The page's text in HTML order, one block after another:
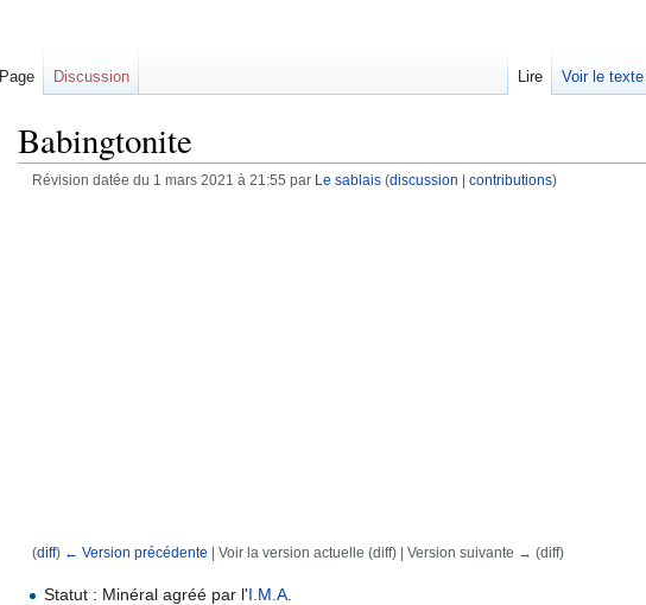
Babingtonite
Révision datée du 1 mars 2021 à 21:55 par Le sablais (discussion contributions)
(diff) ← Version précédente | Voir la version actuelle (diff) | Version suivante → (diff)
Statut : Minéral agréé par l'I.M.A.
Page Discussion Lire Voir le